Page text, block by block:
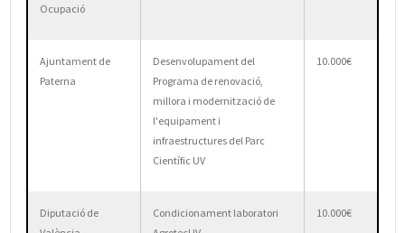
Ocupació
Ajuntament de
Paterna
Desenvolupament del
Programa de renovació,
millora i modernització de
l'equipament i
infraestructures del Parc
Científic UV
10.000€
Diputació de
Condicionament laboratori
10.000€